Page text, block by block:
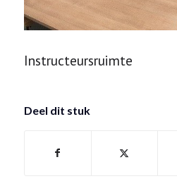
Instructeursruimte
Deel dit stuk